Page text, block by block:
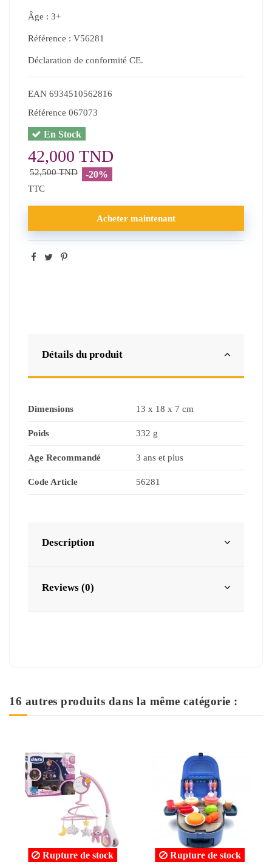
Âge : 3+
Référence : V56281
Déclaration de conformité CE.
EAN 6934510562816
Référence 067073
En Stock
42,000 TND
52,500 TND -20%
TTC
Acheter maintenant
Détails du produit
Dimensions 13 x 18 x 7 cm
Poids 332 g
Age Recommandé 3 ans et plus
Code Article 56281
Description
Reviews (0)
16 autres produits dans la même catégorie :
Rupture de stock